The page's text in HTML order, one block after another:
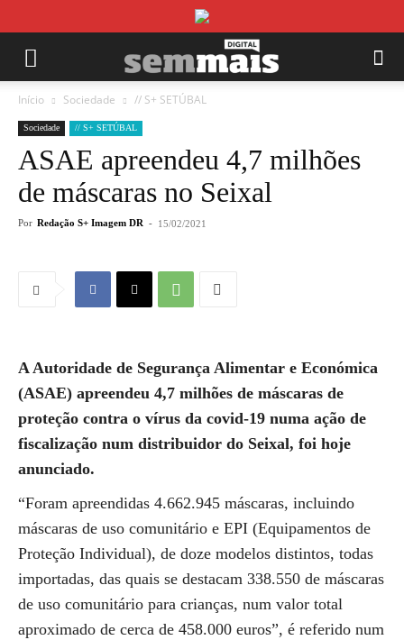
Início Sociedade // S+ SETÚBAL
Sociedade // S+ SETÚBAL
ASAE apreendeu 4,7 milhões
de máscaras no Seixal
Por Redação S+ Imagem DR - 15/02/2021
A Autoridade de Segurança Alimentar e Económica
(ASAE) apreendeu 4,7 milhões de máscaras de
proteção contra o vírus da covid-19 numa ação de
fiscalização num distribuidor do Seixal, foi hoje
anunciado.
“Foram apreendidas 4.662.945 máscaras, incluindo
máscaras de uso comunitário e EPI (Equipamentos de
Proteção Individual), de doze modelos distintos, todas
importadas, das quais se destacam 338.550 de máscaras
de uso comunitário para crianças, num valor total
aproximado de cerca de 458.000 euros”, é referido num